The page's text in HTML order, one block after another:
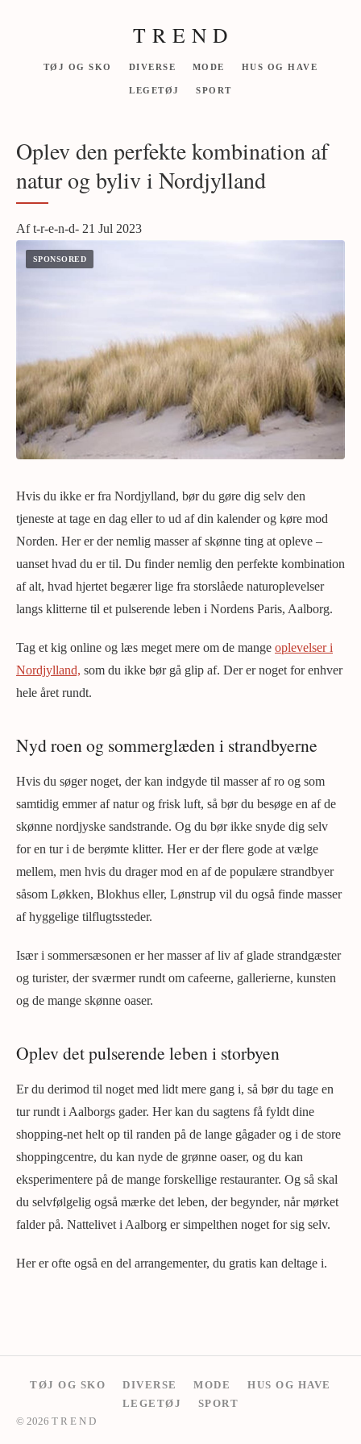
T R E N D
TØJ OG SKO DIVERSE MODE HUS OG HAVE
LEGETØJ SPORT
Oplev den perfekte kombination af
natur og byliv i Nordjylland
Af t-r-e-n-d- 21 Jul 2023
Hvis du ikke er fra Nordjylland, bør du gøre dig selv den
tjeneste at tage en dag eller to ud af din kalender og køre mod
Norden. Her er der nemlig masser af skønne ting at opleve –
uanset hvad du er til. Du finder nemlig den perfekte kombination
af alt, hvad hjertet begærer lige fra storslåede naturoplevelser
langs klitterne til et pulserende leben i Nordens Paris, Aalborg.
Tag et kig online og læs meget mere om de mange oplevelser i
Nordjylland, som du ikke bør gå glip af. Der er noget for enhver
hele året rundt.
Nyd roen og sommerglæden i strandbyerne
Hvis du søger noget, der kan indgyde til masser af ro og som
samtidig emmer af natur og frisk luft, så bør du besøge en af de
skønne nordjyske sandstrande. Og du bør ikke snyde dig selv
for en tur i de berømte klitter. Her er der flere gode at vælge
mellem, men hvis du drager mod en af de populære strandbyer
såsom Løkken, Blokhus eller, Lønstrup vil du også finde masser
af hyggelige tilflugtssteder.
Især i sommersæsonen er her masser af liv af glade strandgæster
og turister, der sværmer rundt om cafeerne, gallerierne, kunsten
og de mange skønne oaser.
Oplev det pulserende leben i storbyen
Er du derimod til noget med lidt mere gang i, så bør du tage en
tur rundt i Aalborgs gader. Her kan du sagtens få fyldt dine
shopping-net helt op til randen på de lange gågader og i de store
shoppingcentre, du kan nyde de grønne oaser, og du kan
eksperimentere på de mange forskellige restauranter. Og så skal
du selvfølgelig også mærke det leben, der begynder, når mørket
falder på. Nattelivet i Aalborg er simpelthen noget for sig selv.
Her er ofte også en del arrangementer, du gratis kan deltage i.
TØJ OG SKO DIVERSE MODE
HUS OG HAVE
LEGETØJ
SPORT
© 2026 T R E N D